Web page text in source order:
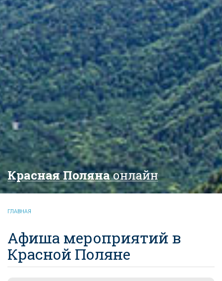
Красная Полянаонлайн
ГЛАВНАЯ
Афиша мероприятий в
Красной Поляне